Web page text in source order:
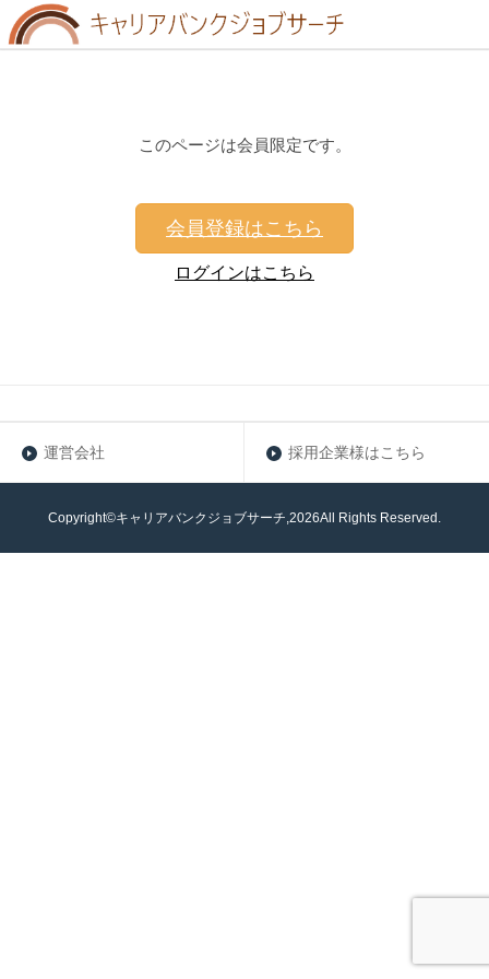
このページは会員限定です。
会員登録はこちら
ログインはこちら
運営会社 採用企業様はこちら
Copyright©キャリアバンクジョブサーチ,2026All Rights Reserved.